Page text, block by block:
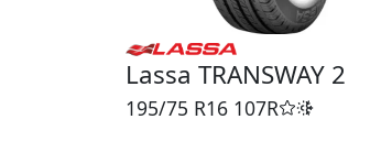
Lassa TRANSWAY 2
195/75 R16 107R